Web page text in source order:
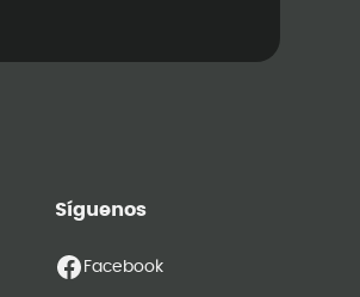
Síguenos
Facebook